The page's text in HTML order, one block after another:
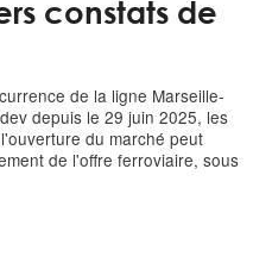
constats de
de la ligne Marseille-
depuis le 29 juin 2025, les
du marché peut
de l'offre ferroviaire, sous